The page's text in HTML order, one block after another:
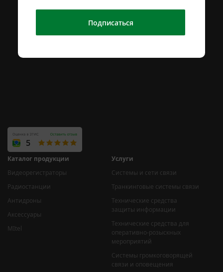
Каталог продукции
Видеорегистраторы
Радиостанции
Антидроны
Аксессуары
MItel
Услуги
Системы и сети связи
Транкинговые системы связи
Технические средства
защиты информации
Технические средства для
оперативно-розыскных
мероприятий
Системы громкоговорящей
связи и оповещения
Подписаться